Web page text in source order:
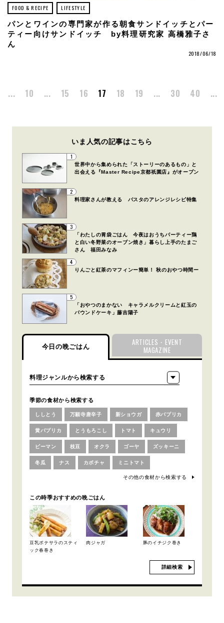
FOOD & RECIPE LIFESTYLE
パンとワインの専門家が作る朝食サンドイッチとパー
ティー向けサンドイッチ by料理研究家 高橋雅子さ
ん
2018/06/18
... 10 ... 15 16 17 18 19 ... 30 40 ...
いま人気の記事はこちら
1
世界中から集められた「ストーリーのあるもの」と
出会える『Master Recipe京都祇園店』がオープン
2
料理家さんが教える パスタのアレンジレシピ特集
3
「わたしの胃袋ごはん 今夜はおうちパーティー鶏
と白い冬野菜のオーブン焼き」暮らし上手のたまご
さん 福田みなみ
4
りんごと紅茶のマフィンー簡単！ 秋のおやつ時間ー
5
「おやつのまかない キャラメルクリームと紅玉の
パウンドケーキ」藤吉陽子
今日の晩ごはん
ARTICLES・EVENT
MAGAZINE
季節の食材から検索する
ししとう 万願寺唐辛子 新ショウガ 赤パプリカ
黄パプリカ とうもろこし トマト キュウリ
ピーマン 枝豆 オクラ ゴーヤ ズッキーニ
冬瓜 ナス カボチャ ミニトマト
その他の食材から検索する
この時季おすすめの晩ごはん
豆乳ポテサラのスティ
ック春巻き
肉ジャガ 豚のイチジク巻き
詳細検索